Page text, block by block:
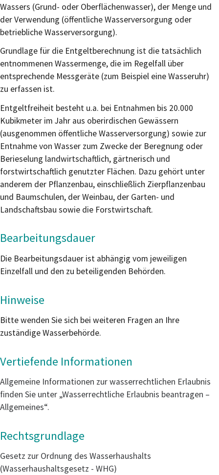
Wassers (Grund- oder Oberflächenwasser), der Menge und
der Verwendung (öffentliche Wasserversorgung oder
betriebliche Wasserversorgung).
Grundlage für die Entgeltberechnung ist die tatsächlich
entnommenen Wassermenge, die im Regelfall über
entsprechende Messgeräte (zum Beispiel eine Wasseruhr)
zu erfassen ist.
Entgeltfreiheit besteht u.a. bei Entnahmen bis 20.000
Kubikmeter im Jahr aus oberirdischen Gewässern
(ausgenommen öffentliche Wasserversorgung) sowie zur
Entnahme von Wasser zum Zwecke der Beregnung oder
Berieselung landwirtschaftlich, gärtnerisch und
forstwirtschaftlich genutzter Flächen. Dazu gehört unter
anderem der Pflanzenbau, einschließlich Zierpflanzenbau
und Baumschulen, der Weinbau, der Garten- und
Landschaftsbau sowie die Forstwirtschaft.
Bearbeitungsdauer
Die Bearbeitungsdauer ist abhängig vom jeweiligen
Einzelfall und den zu beteiligenden Behörden.
Hinweise
Bitte wenden Sie sich bei weiteren Fragen an Ihre
zuständige Wasserbehörde.
Vertiefende Informationen
Allgemeine Informationen zur wasserrechtlichen Erlaubnis
finden Sie unter „Wasserrechtliche Erlaubnis beantragen –
Allgemeines“.
Rechtsgrundlage
Gesetz zur Ordnung des Wasserhaushalts
(Wasserhaushaltsgesetz - WHG)